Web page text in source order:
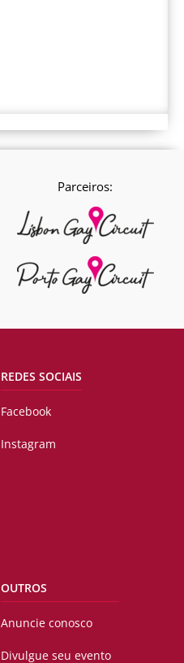
Parceiros:
REDES SOCIAIS
Facebook
Instagram
OUTROS
Anuncie conosco
Divulgue seu evento